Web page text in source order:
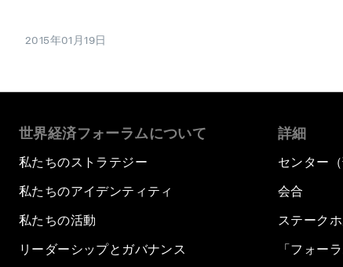
2015年01月19日
世界経済フォーラムについて
私たちのストラテジー
私たちのアイデンティティ
私たちの活動
リーダーシップとガバナンス
詳細
センター（
会合
ステーク
「フォー